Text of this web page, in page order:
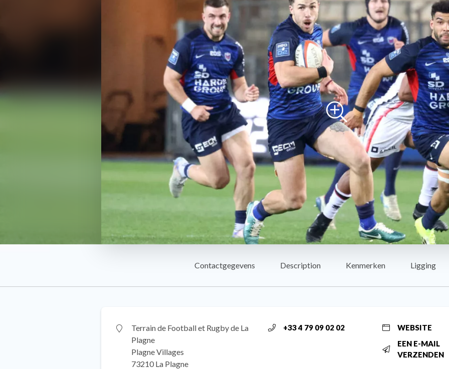
Contactgegevens Description Kenmerken Ligging
Terrain de Football et Rugby de La
Plagne
Plagne Villages
73210 La Plagne
+33 4 79 09 02 02
WEBSITE
EEN E-MAIL
VERZENDEN